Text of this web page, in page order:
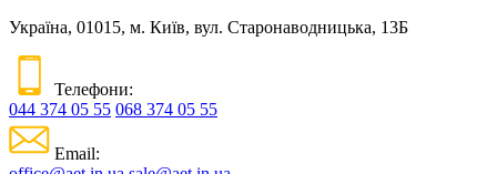
Україна, 01015, м. Київ, вул. Старонаводницька, 13Б
Телефони:
044 374 05 55 068 374 05 55
Email: